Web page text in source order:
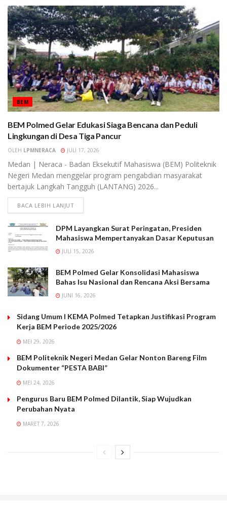
BEM
BEM Polmed Gelar Edukasi Siaga Bencana dan Peduli
Lingkungan di Desa Tiga Pancur
OLEH LPMNERACA JULI 17, 2026
Medan | Neraca - Badan Eksekutif Mahasiswa (BEM) Politeknik
Negeri Medan menggelar program pengabdian masyarakat
bertajuk Langkah Tangguh (LANTANG) 2026...
BACA LEBIH LANJUT
DPM Layangkan Surat Peringatan, Presiden
Mahasiswa Mempertanyakan Dasar Keputusan
JULI 15, 2026
BEM Polmed Gelar Konsolidasi Mahasiswa
Bahas Isu Nasional dan Rencana Aksi Bersama
JUNI 16, 2026
Sidang Umum I KEMA Polmed Tetapkan Justifikasi Program
Kerja BEM Periode 2025/2026
MEI 29, 2026
BEM Politeknik Negeri Medan Gelar Nonton Bareng Film
Dokumenter “PESTA BABI”
MEI 24, 2026
Pengurus Baru BEM Polmed Dilantik, Siap Wujudkan
Perubahan Nyata
MARET 7, 2026